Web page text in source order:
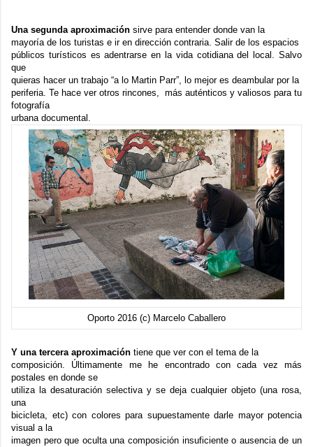
Una segunda aproximación sirve para entender donde van la
mayoría de los turistas e ir en dirección contraria. Salir de los espacios
públicos turísticos es adentrarse en la vida cotidiana del local. Salvo
que
quieras hacer un trabajo “a lo Martin Parr”, lo mejor es deambular por la
periferia. Te hace ver otros rincones, más auténticos y valiosos para tu
fotografía
urbana documental.
Oporto 2016 (c) Marcelo Caballero
Y una tercera aproximación tiene que ver con el tema de la
composición. Últimamente me he encontrado con cada vez más
postales en donde se
utiliza la desaturación selectiva y se deja cualquier objeto (una rosa,
una
bicicleta, etc) con colores para supuestamente darle mayor potencia
visual a la
imagen pero que oculta una composición insuficiente o ausencia de un